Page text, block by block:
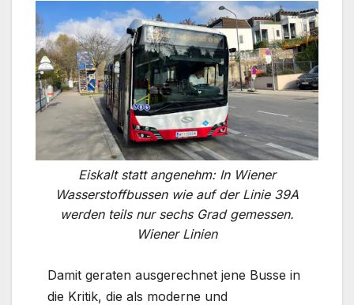
Eiskalt statt angenehm: In Wiener
Wasserstoffbussen wie auf der Linie 39A
werden teils nur sechs Grad gemessen.
Wiener Linien
Damit geraten ausgerechnet jene Busse in
die Kritik, die als moderne und